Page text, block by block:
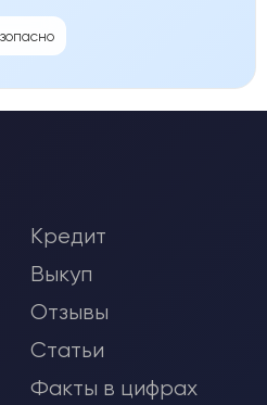
Кредит
Выкуп
Отзывы
Статьи
Факты в цифрах